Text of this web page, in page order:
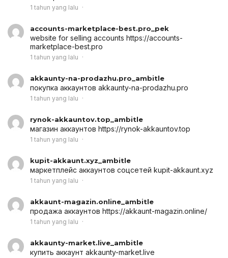
1 tahun yang lalu
accounts-marketplace-best.pro_pek
website for selling accounts https://accounts-
marketplace-best.pro
1 tahun yang lalu
akkaunty-na-prodazhu.pro_ambitle
покупка аккаунтов akkaunty-na-prodazhu.pro
1 tahun yang lalu
rynok-akkauntov.top_ambitle
магазин аккаунтов https://rynok-akkauntov.top
1 tahun yang lalu
kupit-akkaunt.xyz_ambitle
маркетплейс аккаунтов соцсетей kupit-akkaunt.xyz
1 tahun yang lalu
akkaunt-magazin.online_ambitle
продажа аккаунтов https://akkaunt-magazin.online/
1 tahun yang lalu
akkaunty-market.live_ambitle
купить аккаунт akkaunty-market.live